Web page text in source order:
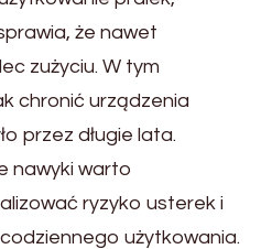
że nawet
zużyciu. W tym
chronić urządzenia
przez długie lata.
nawyki warto
ryzyko usterek i
użytkowania.